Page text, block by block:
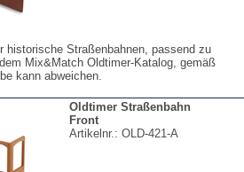
historische Straßenbahnen, passend zu
Mix&Match Oldtimer-Katalog, gemäß
kann abweichen.
Oldtimer Straßenbahn
Front
Artikelnr.: OLD-421-A